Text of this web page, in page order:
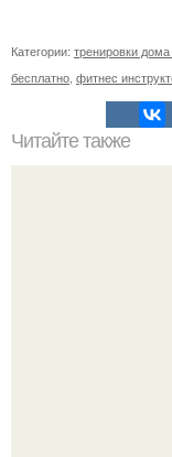
Категории: тренировки
бесплатно фитнес
Читайте также